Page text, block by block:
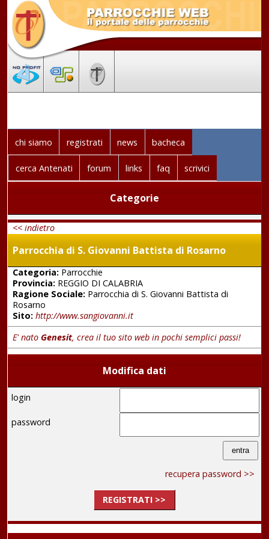
chi siamo registrati news bacheca
cerca Antenati forum links faq scrivici
Categorie
<< indietro
Parrocchia di S. Giovanni Battista di Rosarno
Categoria:Parrocchie
Provincia:REGGIO DI CALABRIA
Ragione Sociale:Parrocchia di S. Giovanni Battista di
Rosarno
Sito: http://www.sangiovanni.it
E' nato Genesit, crea il tuo sito web in pochi semplici passi!
Modifica dati
login
password
recupera password >>
REGISTRATI >>